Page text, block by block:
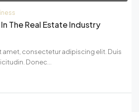
The Real Estate Industry
amet, consectetur adipiscing elit. Duis
Donec...